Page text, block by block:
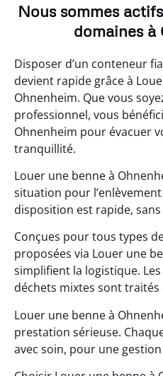
Nous sommes
domaines à
Disposer d’un conteneur
devient rapide grâce à
Ohnenheim. Que vous
professionnel, vous
Ohnenheim pour évacuer
tranquillité.
Louer une benne à
situation pour
disposition est rapide,
Conçues pour tous types
proposées via Louer une
simplifient la logistique.
déchets mixtes sont traités
Louer une benne à
prestation sérieuse.
avec soin, pour une